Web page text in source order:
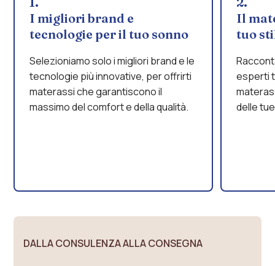
I migliori brand e
tecnologie per il tuo sonno
Selezioniamo solo i migliori brand e le
tecnologie più innovative, per offrirti
materassi che garantiscono il
massimo del comfort e della qualità.
Il
tuo
esperti
delle
DALLA CONSULENZA ALLA CONSEGNA